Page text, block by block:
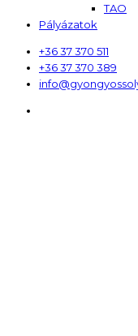
TAO
Pályázatok
+36 37 370 511
+36 37 370 389